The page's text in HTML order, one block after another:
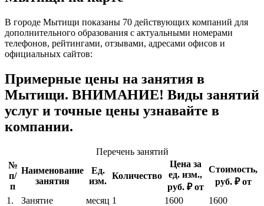
В городе Мытищи показаны 70 действующих компаний для
дополнительного образования с актуальными номерами
телефонов, рейтингами, отзывами, адресами офисов и
официальных сайтов:
Примерные цены на занятия в
Мытищи. ВНИМАНИЕ! Виды занятий
услуг и точные цены узнавайте в
компании.
Перечень занятий
№
п/
п
Наименование
занятия
Ед.
изм.
Количество
Цена за
ед. изм.,
руб. ₽ от
Стоимость,
руб. ₽ от
1.
Занятие месяц 1 1600
1600